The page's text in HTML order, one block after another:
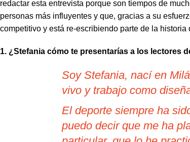
redactar esta entrevista porque son tiempos de
personas más influyentes y que, gracias a su
competitivo y está re-escribiendo parte de la historia
1. ¿Stefania cómo te presentarías a los lectores
Soy Stefania, nací en
vivo y trabajo como
El deporte siempre ha
puedo decir que me ha